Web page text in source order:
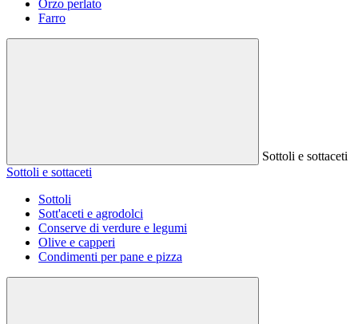
Orzo perlato
Farro
Sottoli e sottaceti
Sottoli e sottaceti
Sottoli
Sott'aceti e agrodolci
Conserve di verdure e legumi
Olive e capperi
Condimenti per pane e pizza